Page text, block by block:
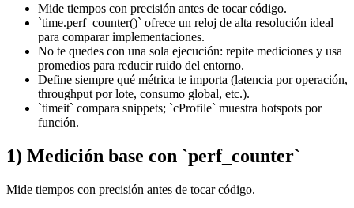
Mide tiempos con precisión antes de tocar código.
`time.perf_counter()` ofrece un reloj de alta resolución ideal
para comparar implementaciones.
No te quedes con una sola ejecución: repite mediciones y usa
promedios para reducir ruido del entorno.
Define siempre qué métrica te importa (latencia por operación,
throughput por lote, consumo global, etc.).
`timeit` compara snippets; `cProfile` muestra hotspots por
función.
1) Medición base con `perf_counter`
Mide tiempos con precisión antes de tocar código.